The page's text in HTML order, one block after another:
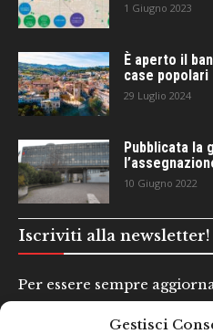
Gestisci
1 Giugno 2023
È aperto il
case popolari
29 Luglio 2024
Pubblicata la
10 Giugno 2022
Iscriviti alla newsletter!
Per essere sempre